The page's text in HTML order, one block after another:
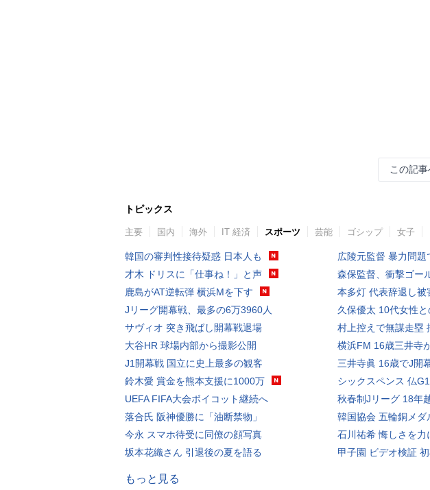
この記
トピックス
主要 国内 海外 IT 経済 スポーツ 芸能 ゴシップ 女子
韓国の審判性接待疑惑 日本人も
才木 ドリスに「仕事ね！」と声
鹿島がAT逆転弾 横浜Mを下す
Jリーグ開幕戦、最多の6万3960人
サヴィオ 突き飛ばし開幕戦退場
大谷HR 球場内部から撮影公開
J1開幕戦 国立に史上最多の観客
鈴木愛 賞金を熊本支援に1000万
UEFA FIFA大会ボイコット継続へ
落合氏 阪神優勝に「油断禁物」
今永 スマホ待受に同僚の顔写真
坂本花織さん 引退後の夏を語る
広陵元監督 暴力問題
森保監督、衝撃ゴー
本多灯 代表辞退し被
久保優太 10代女性
村上控えで無謀走塁
横浜FM 16歳三井寺
三井寺眞 16歳でJ開
シックスペンス 仏
秋春制Jリーグ 18年
韓国協会 五輪銅メダ
石川祐希 悔しさを力
甲子園 ビデオ検証
もっと見る